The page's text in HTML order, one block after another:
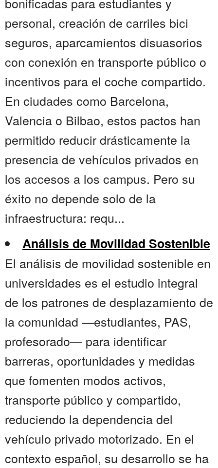
personal, creación de carriles bici
seguros, aparcamientos disuasorios
con conexión en transporte público o
incentivos para el coche compartido.
En ciudades como Barcelona,
Valencia o Bilbao, estos pactos han
permitido reducir drásticamente la
presencia de vehículos privados en
los accesos a los campus. Pero su
éxito no depende solo de la
infraestructura: requ...
Análisis de Movilidad Sostenible
El análisis de movilidad sostenible en
universidades es el estudio integral
de los patrones de desplazamiento de
la comunidad —estudiantes, PAS,
profesorado— para identificar
barreras, oportunidades y medidas
que fomenten modos activos,
transporte público y compartido,
reduciendo la dependencia del
vehículo privado motorizado. En el
contexto español, su desarrollo se ha